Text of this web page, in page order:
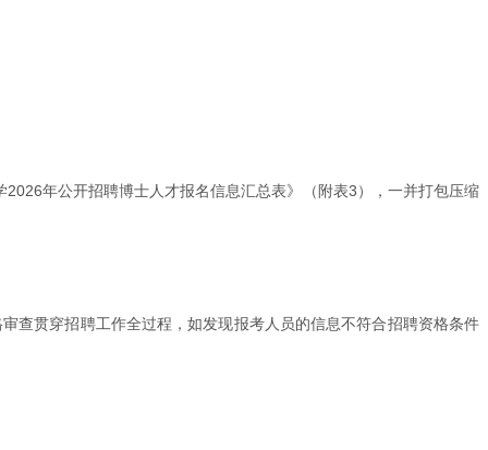
年公开招聘博士人才报名信息汇总表》（附表3），一并打包压缩
查贯穿招聘工作全过程，如发现报考人员的信息不符合招聘资格条件